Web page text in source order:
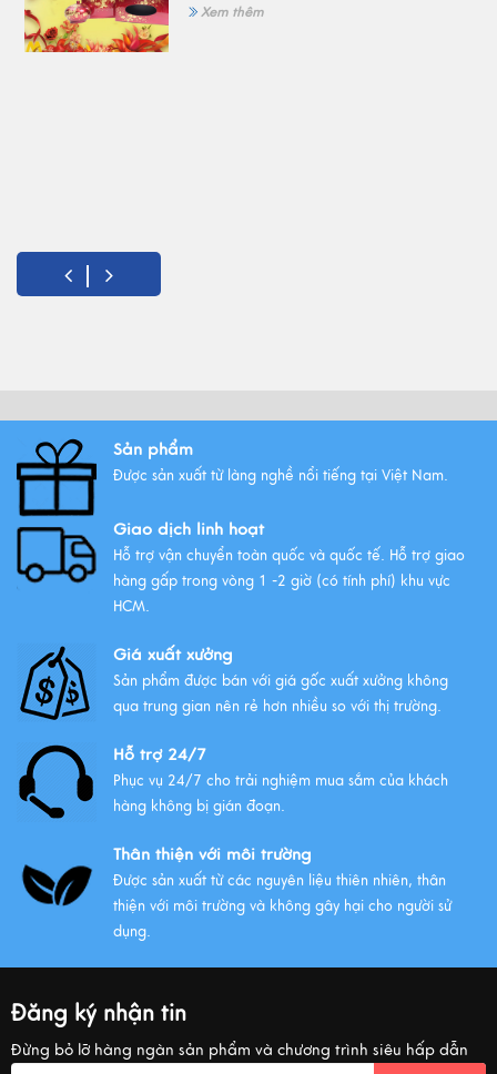
Xem thêm
Sản phẩm
Được sản xuất từ làng nghề nổi tiếng tại Việt Nam.
Giao dịch linh hoạt
Hỗ trợ vận chuyển toàn quốc và quốc tế. Hỗ trợ giao
hàng gấp trong vòng 1 -2 giờ (có tính phí) khu vực
HCM.
Giá xuất xưởng
Sản phẩm được bán với giá gốc xuất xưởng không
qua trung gian nên rẻ hơn nhiều so với thị trường.
Hỗ trợ 24/7
Phục vụ 24/7 cho trải nghiệm mua sắm của khách
hàng không bị gián đoạn.
Thân thiện với môi trường
Được sản xuất từ các nguyên liệu thiên nhiên, thân
thiện với môi trường và không gây hại cho người sử
dụng.
Đăng ký nhận tin
Đừng bỏ lỡ hàng ngàn sản phẩm và chương trình siêu hấp dẫn